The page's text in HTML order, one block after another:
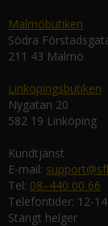
Malmöbutiken
Södra
211 43 Malmö
Linköpingsbutiken
Nygatan 20
582 19 Linköping
Kundtjänst
E-mail:
Tel: 08–440 00 66
Telefontider: 12-
Stängt helger